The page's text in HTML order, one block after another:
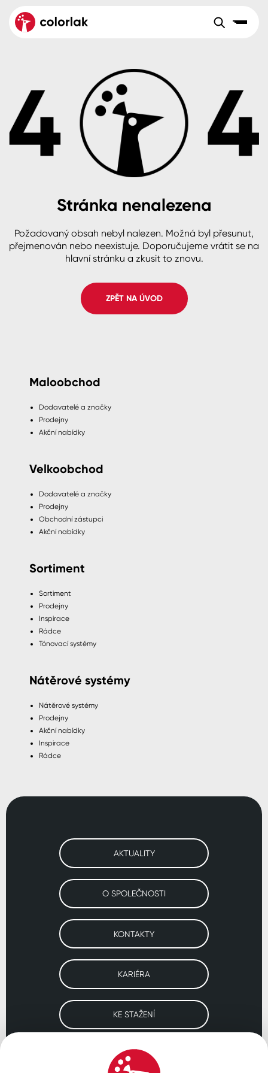
Velkoobchod Sortiment
Aktuality
Reference
O společnosti
B2B +420 800 145 555Po – Pá: 8:00–15:00
Česko
Slovensko Polsko Worldwide
Dřevo
Beton, asfalt, minerální podklady
Plast, sklo, keramika
Stěny
Fasády
Spreje
Colorlak Dekor
Colorlak Profi
Colorlak Pta
Stránka nenalezena
Požadovaný obsah nebyl nalezen. Možná byl přesunut,
přejmenován nebo neexistuje. Doporučujeme vrátit se na
hlavní stránku a zkusit to znovu.
ZPĚT NA ÚVOD
Maloobchod
Dodavatelé a značky
Prodejny
Akční nabídky
Velkoobchod
Dodavatelé a značky
Prodejny
Obchodní zástupci
Akční nabídky
Sortiment
Sortiment
Prodejny
Inspirace
Rádce
Tónovací systémy
Nátěrové systémy
Nátěrové systémy
Prodejny
Akční nabídky
Inspirace
Rádce
AKTUALITY
O SPOLEČNOSTI
KONTAKTY
KARIÉRA
KE STAŽENÍ
Navštivte naše pobočky